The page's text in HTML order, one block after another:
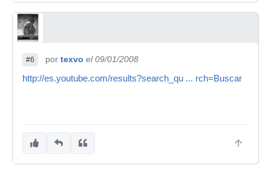
#6 por texvo el 09/01/2008
http://es.youtube.com/results?search_qu ... rch=Buscar